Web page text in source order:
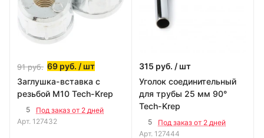
91руб. 69 руб. / шт
Заглушка-вставка с
резьбой М10 Tech-Krep
5
Под заказ от 2 дней
Арт. 127432
315 руб. / шт
Уголок соединительный
для трубы 25 мм 90°
Tech-Krep
5
Под заказ от 2 дней
Арт. 127444